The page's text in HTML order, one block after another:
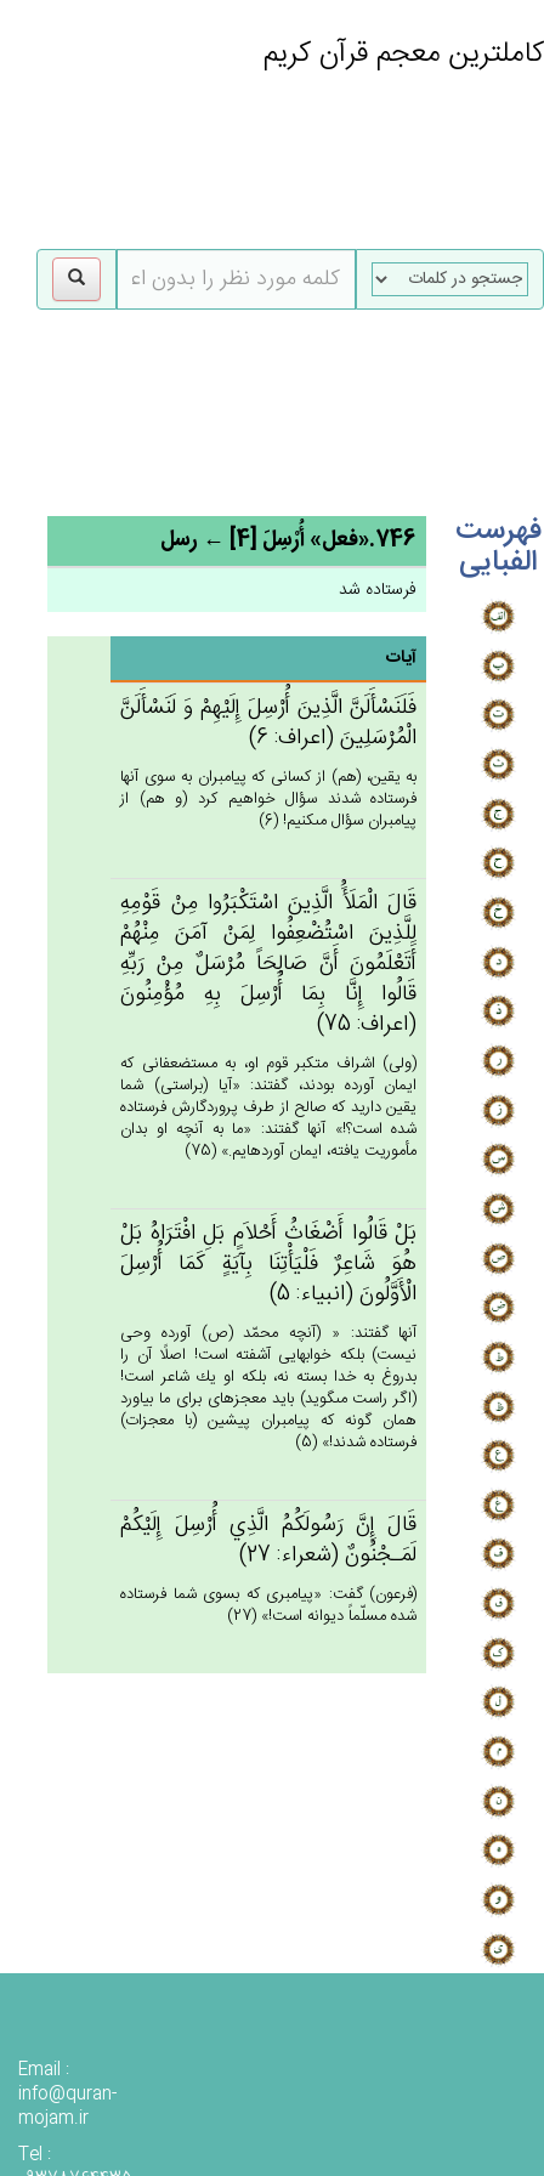
کاملترین معجم قرآن کریم
فهرست
الفبایی 746.«فعل» أُرْسِل‌َ [4] ← رسل
فرستاده شد
آیات
فَلَنَسْأَلَنَّ الَّذِين‌َ أُرْسِل‌َ إِلَيْهِم‌ْ وَ لَنَسْأَلَنَّ
الْمُرْسَلِين‌َ (اعراف: 6)
به يقين، (هم) از كسانى كه پيامبران به سوى آنها
فرستاده شدند سؤال خواهيم كرد (و هم) از
پيامبران سؤال مى‏كنيم! (6)
قَال‌َ الْمَلَأَُ الَّذِين‌َ اسْتَكْبَرُوا مِنْ‌ قَوْمِه‌ِ
لِلَّذِين‌َ اسْتُضْعِفُوا لِمَن‌ْ آمَن‌َ مِنْهُم‌ْ
أَتَعْلَمُون‌َ أَن‌َّ صَالِحَاً مُرْسَل‌ٌ مِنْ‌ رَبِّه‌ِ
قَالُوا إِنَّا بِمَا أُرْسِل‌َ بِه‌ِ مُؤْمِنُون‌َ
(اعراف: 75)
(ولى) اشراف متكبر قوم او، به مستضعفانى كه
ايمان آورده بودند، گفتند: «آيا (براستى) شما
يقين داريد كه صالح از طرف پروردگارش فرستاده
شده است؟!» آنها گفتند: «ما به آنچه او بدان
مأموريت يافته، ايمان آورده‏ايم.» (75)
بَل‌ْ قَالُوا أَضْغَاث‌ُ أَحْلاَم‌ٍ بَل‌ِ افْتَرَاه‌ُ بَل‌ْ
هُوَ شَاعِرٌ فَلْيَأْتِنَا بِآيَة‌ٍ كَمَا أُرْسِل‌َ
الْأَوَّلُون‌َ (انبياء: 5)
آنها گفتند: « (آنچه محمّد (ص) آورده وحى
نيست) بلكه خوابهايى آشفته است! اصلًا آن را
بدروغ به خدا بسته نه، بلكه او يك شاعر است!
(اگر راست مى‏گويد) بايد معجزه‏اى براى ما بياورد
همان گونه كه پيامبران پيشين (با معجزات)
فرستاده شدند!» (5)
قَال‌َ إِن‌َّ رَسُولَكُم‌ُ الَّذِي‌ أُرْسِل‌َ إِلَيْكُم‌ْ
لَمَـجْنُون‌ٌ (شعراء: 27)
(فرعون) گفت: «پيامبرى كه بسوى شما فرستاده
شده مسلّماً ديوانه است!» (27)
Email :
info@quran-
mojam.ir
Tel :